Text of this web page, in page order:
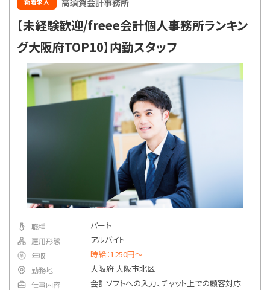
【未経験歓迎/freee会計個人事務所ランキン
グ大阪府TOP10】内勤スタッフ
職種 パート
雇用形態 アルバイト
年収 時給：1250円～
勤務地 大阪府 大阪市北区
仕事内容 会計ソフトへの入力、チャット上での顧客対応